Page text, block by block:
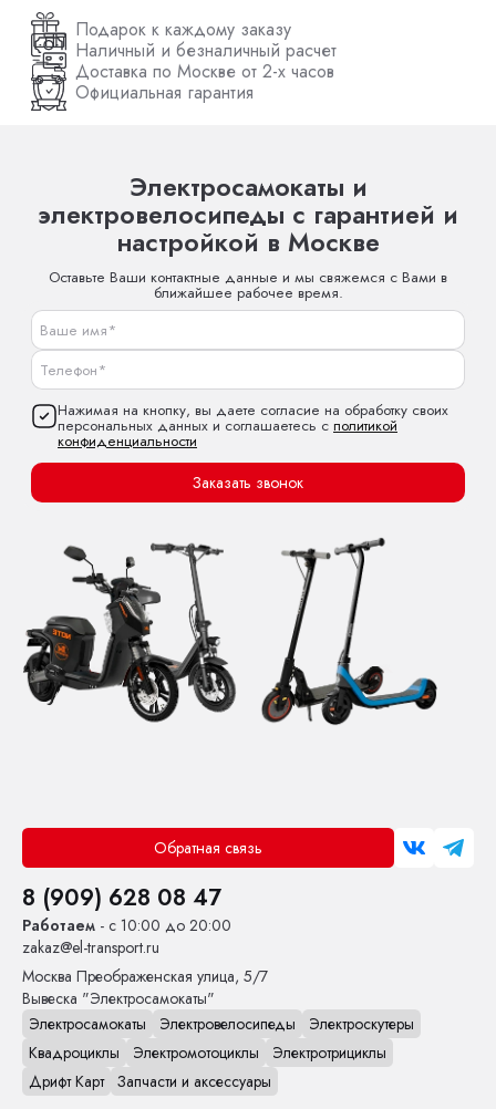
Подарок к каждому заказу
Наличный и безналичный расчет
Доставка по Москве от 2-х часов
Официальная гарантия
Электросамокаты и
электровелосипеды с гарантией и
настройкой в Москве
Оставьте Ваши контактные данные и мы свяжемся с Вами в
ближайшее рабочее время.
Нажимая на кнопку, вы даете согласие на обработку своих
персональных данных и соглашаетесь с политикой
конфиденциальности
Заказать звонок
Обратная связь
8 (909) 628 08 47
Работаем - с 10:00 до 20:00
zakaz@el-transport.ru
Москва Преображенская улица, 5/7
Вывеска "Электросамокаты"
Электросамокаты
Электровелосипеды
Электроскутеры
Квадроциклы
Электромотоциклы
Электротрициклы
Дрифт Карт Запчасти и аксессуары